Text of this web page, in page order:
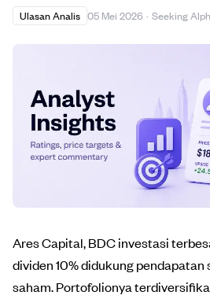
Ulasan Analis 05 Mei 2026 · Seeking
Ares Capital, BDC investasi
dividen 10% didukung pendapatan
saham. Portofolionya